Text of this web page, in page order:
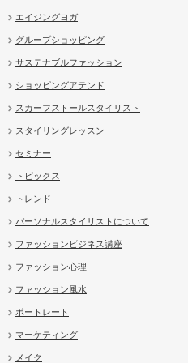
エイジングヨガ
グループショッピング
サステナブルファッション
ショッピングアテンド
スカーフストールスタイリスト
スタイリングレッスン
セミナー
トピックス
トレンド
パーソナルスタイリストについて
ファッションビジネス講座
ファッション心理
ファッション風水
ポートレート
マーケティング
メイク